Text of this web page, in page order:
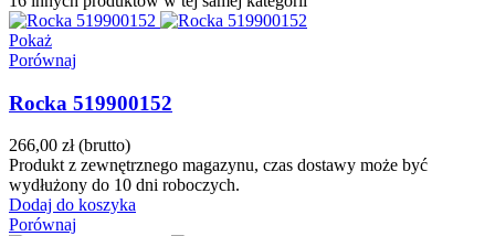
Pokaż
Porównaj
Rocka 519900152
266,00 zł (brutto)
Produkt z zewnętrznego magazynu, czas dostawy może być
wydłużony do 10 dni roboczych.
Dodaj do koszyka
Porównaj